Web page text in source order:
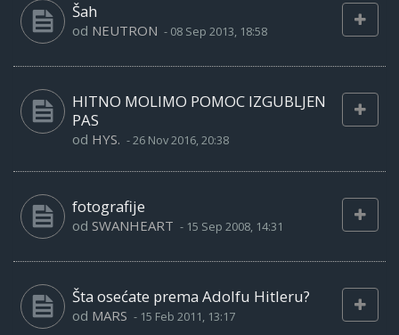
Šah
od NEUTRON - 08 Sep 2013, 18:58
HITNO MOLIMO POMOC IZGUBLJEN
PAS
od HYS. -26 Nov 2016, 20:38
fotografije
od SWANHEART - 15 Sep 2008, 14:31
Šta osećate prema Adolfu Hitleru?
od MARS - 15 Feb 2011, 13:17